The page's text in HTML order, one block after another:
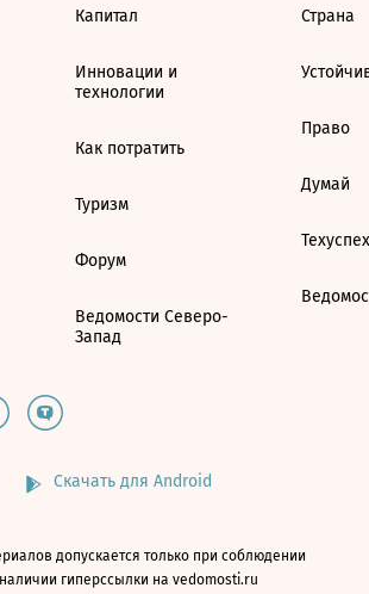
Капитал
Инновации и
технологии
Как потратить
Туризм
Форум
Ведомости Северо-
Запад
Страна
Право
Думай
Техуспех
Скачать для Android
допускается только при соблюдении
гиперссылки на vedomosti.ru